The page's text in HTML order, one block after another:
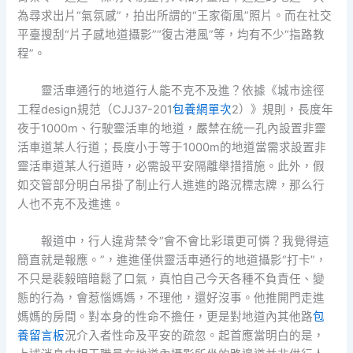
為尋求出片“氣氛感”，拍出所謂的“王家衛風”照片。而在社交
平臺搜刮“片子感地道攝影”“復古港風”等，均有不少“指路教
程”。
靈活車通行的地道行人能不克不及進？依據《城市途徑
工程design規范（CJJ37-201包養網單次2）》規則，長度年
夜于1000m、行駛靈活車的地道，嚴禁在統一孔內設置非靈
活車道某人行道；長度小于等于1000m的地道當需求設置非
靈活車道某人行道時，必需設平安隔離舉措措施。此外，假
如交管部分明白吊掛了制止行人進進的路況標志牌，那么行
人也不克不及進進。
報道中，行人違背禁令“會不會比彩環更可憐？我覺得這
簡直就是報應。”，進進僅供靈活車通行的地道攝影“打卡”，
不只是裴毅暗暗鬆了口氣，真怕自己今天各種不負責任、變
態的行為，會惹惱媽媽，不理他，還好沒事。他推開門走進
媽媽的房間。對本身的性命不擔任，更是對地道內其他路包
養留言板況介入者性命及平安的疏忽。起首應當明白的是，